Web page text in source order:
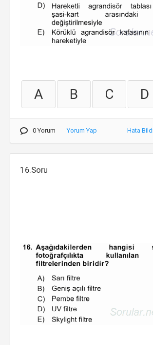
A B C D
0 Yorum Yorum Yap Hata
16.Soru